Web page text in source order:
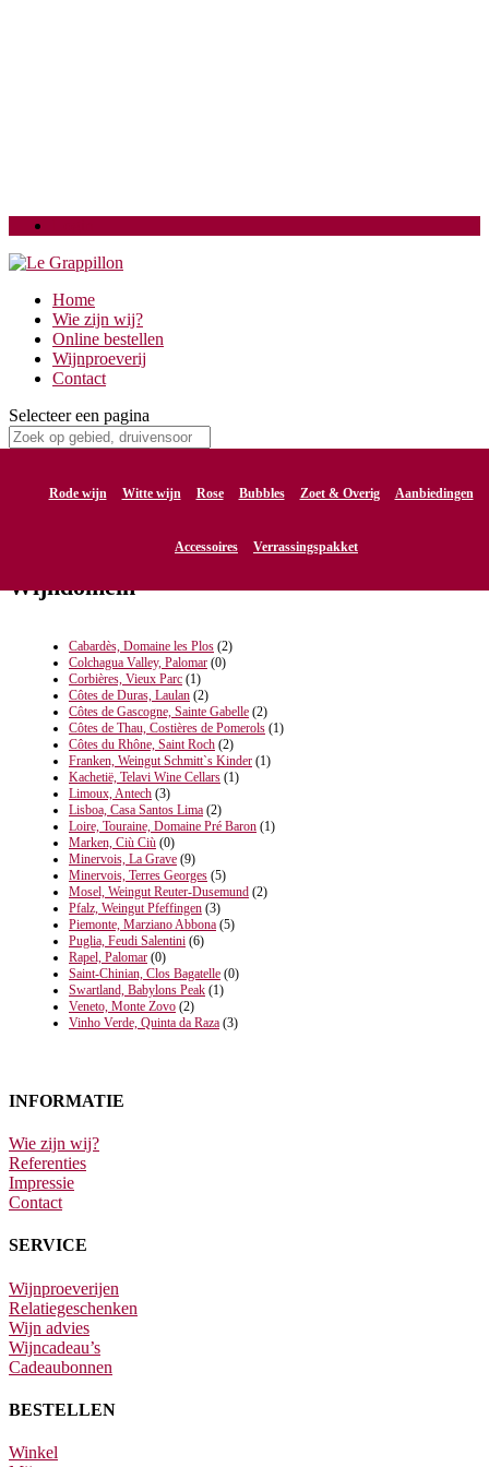
Home
Wie zijn wij?
Online bestellen
Wijnproeverij
Contact
Selecteer een pagina
Rode wijn Witte wijn Rose Bubbles Zoet & Overig Aanbiedingen
Accessoires Verrassingspakket
cadeaubon-50
Wijndomein
Cabardès, Domaine les Plos (2)
Colchagua Valley, Palomar (0)
Corbières, Vieux Parc (1)
Côtes de Duras, Laulan (2)
Côtes de Gascogne, Sainte Gabelle (2)
Côtes de Thau, Costières de Pomerols (1)
Côtes du Rhône, Saint Roch (2)
Franken, Weingut Schmitt`s Kinder (1)
Kachetië, Telavi Wine Cellars (1)
Limoux, Antech (3)
Lisboa, Casa Santos Lima (2)
Loire, Touraine, Domaine Pré Baron (1)
Marken, Ciù Ciù (0)
Minervois, La Grave (9)
Minervois, Terres Georges (5)
Mosel, Weingut Reuter-Dusemund (2)
Pfalz, Weingut Pfeffingen (3)
Piemonte, Marziano Abbona (5)
Puglia, Feudi Salentini (6)
Rapel, Palomar (0)
Saint-Chinian, Clos Bagatelle (0)
Swartland, Babylons Peak (1)
Veneto, Monte Zovo (2)
Vinho Verde, Quinta da Raza (3)
INFORMATIE
Wie zijn wij?
Referenties
Impressie
Contact
SERVICE
Wijnproeverijen
Relatiegeschenken
Wijn advies
Wijncadeau’s
Cadeaubonnen
BESTELLEN
Winkel